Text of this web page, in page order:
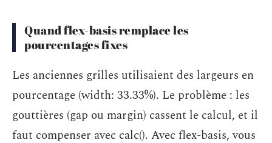
Quand flex-basis remplace les
pourcentages fixes
Les anciennes grilles utilisaient des largeurs en
pourcentage (width: 33.33%). Le problème : les
gouttières (gap ou margin) cassent le calcul, et il
faut compenser avec calc(). Avec flex-basis, vous